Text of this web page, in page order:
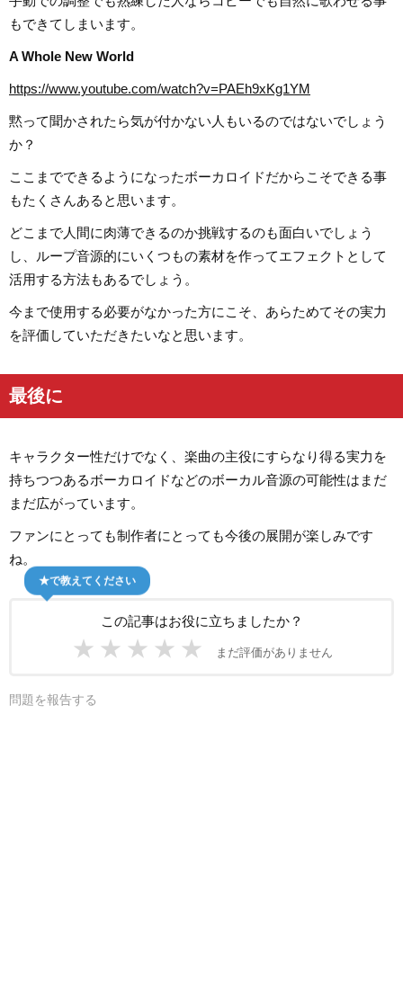
もできてしまいます。
A Whole New World
https://www.youtube.com/watch?v=PAEh9xKg1YM
黙って聞かされたら気が付かない人もいるのではないでしょう
か？
ここまでできるようになったボーカロイドだからこそできる事
もたくさんあると思います。
どこまで人間に肉薄できるのか挑戦するのも面白いでしょう
し、ループ音源的にいくつもの素材を作ってエフェクトとして
活用する方法もあるでしょう。
今まで使用する必要がなかった方にこそ、あらためてその実力
を評価していただきたいなと思います。
最後に
キャラクター性だけでなく、楽曲の主役にすらなり得る実力を
持ちつつあるボーカロイドなどのボーカル音源の可能性はまだ
まだ広がっています。
ファンにとっても制作者にとっても今後の展開が楽しみです
ね。
この記事はお役に立ちましたか？
★ ★ ★ ★ ★ まだ評価がありません
★で教えてください
問題を報告する